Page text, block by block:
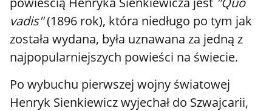
vadis"(1896 rok), która niedługo po tym jak
została wydana, była uznawana za jedną z
najpopularniejszych powieści na świecie.
Po wybuchu pierwszej wojny światowej
Henryk Sienkiewicz wyjechał do Szwajcarii,